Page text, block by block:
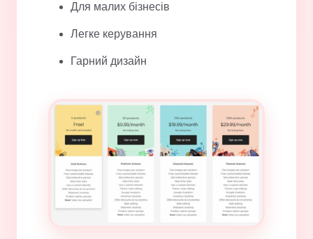
Для малих бізнесів
Легке керування
Гарний дизайн